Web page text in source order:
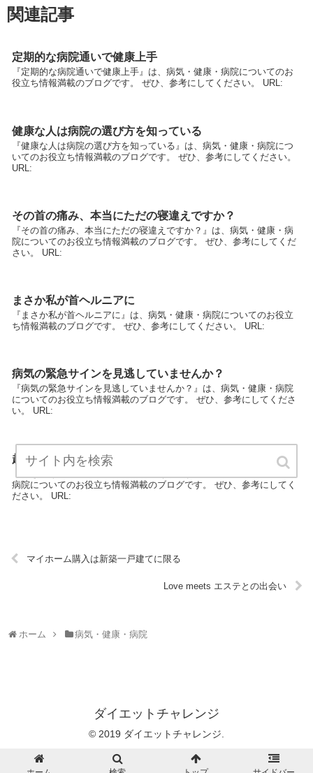
関連記事
定期的な病院通いで健康上手
『定期的な病院通いで健康上手』は、病気・健康・病院についてのお
役立ち情報満載のブログです。 ぜひ、参考にしてください。 URL:
健康な人は病院の選び方を知っている
『健康な人は病院の選び方を知っている』は、病気・健康・病院につ
いてのお役立ち情報満載のブログです。 ぜひ、参考にしてください。
URL:
その首の痛み、本当にただの寝違えですか？
『その首の痛み、本当にただの寝違えですか？』は、病気・健康・病
院についてのお役立ち情報満載のブログです。 ぜひ、参考にしてくだ
さい。 URL:
まさか私が首ヘルニアに
『まさか私が首ヘルニアに』は、病気・健康・病院についてのお役立
ち情報満載のブログです。 ぜひ、参考にしてください。 URL:
病気の緊急サインを見逃していませんか？
『病気の緊急サインを見逃していませんか？』は、病気・健康・病院
についてのお役立ち情報満載のブログです。 ぜひ、参考にしてくださ
い。 URL:
起き抜けの首の痛さで泣いたことありますか？
病院についてのお役立ち情報満載のブログです。 ぜひ、参考にしてく
ださい。 URL:
マイホーム購入は新築一戸建てに限る
Love meets エステとの出会い
ホーム 病気・健康・病院
ダイエットチャレンジ
© 2019 ダイエットチャレンジ.